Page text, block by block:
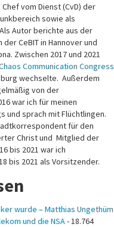
vom Dienst (CvD) der
sowie als
Autor berichte aus der
CeBIT in Hannover und
Zwischen 2017 und 2021
Communication Congress
wechselte. Außerdem
von der
war ich für meinen
und sprach mit Flüchtlingen.
für den
Christ und Mitglied der
bis 2021 war ich
bis 2021 als Vorsitzender.
wurde – Matthias Ungethüm
und die NSA - 18.764